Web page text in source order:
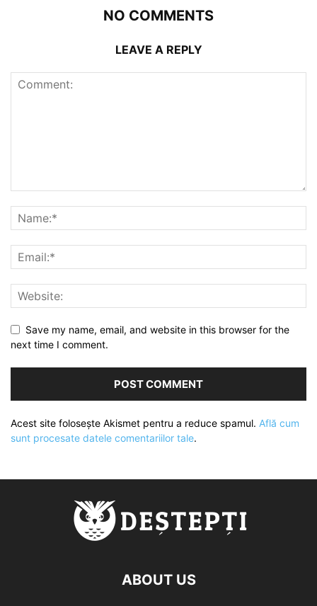
NO COMMENTS
LEAVE A REPLY
Save my name, email, and website in this browser for the
next time I comment.
Acest site folosește Akismet pentru a reduce spamul. Află cum
sunt procesate datele comentariilor tale.
ABOUT US